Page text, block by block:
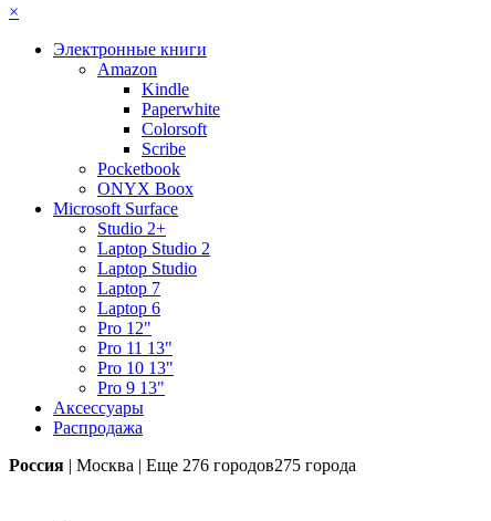
×
Электронные книги
Amazon
Kindle
Paperwhite
Colorsoft
Scribe
Pocketbook
ONYX Boox
Microsoft Surface
Studio 2+
Laptop Studio 2
Laptop Studio
Laptop 7
Laptop 6
Pro 12"
Pro 11 13"
Pro 10 13"
Pro 9 13"
Аксессуары
Распродажа
Россия | Москва | Еще 276 городов275 города